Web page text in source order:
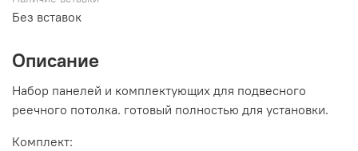
Без вставок
Описание
Набор панелей и комплектующих для подвесного
реечного потолка. готовый полностью для установки.
Комплект: